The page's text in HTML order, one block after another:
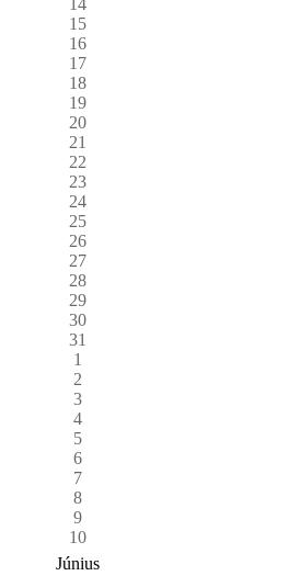
15
16
17
18
19
20
21
22
23
24
25
26
27
28
29
30
31
1
2
3
4
5
6
7
8
9
10
Június